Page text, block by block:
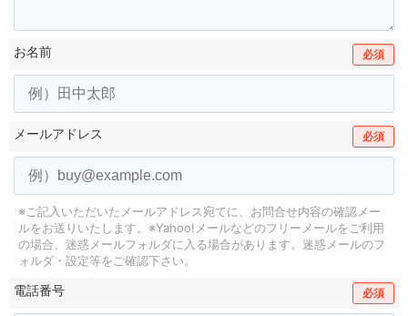
お名前 必須
メールアドレス 必須
※ご記入いただいたメールアドレス宛てに、お問合せ内容の確認メー
ルをお送りいたします。 ※Yahoo!メールなどのフリーメールをご利用
の場合、迷惑メールフォルダに入る場合があります。 迷惑メールのフ
ォルダ・設定等をご確認下さい。
電話番号 必須